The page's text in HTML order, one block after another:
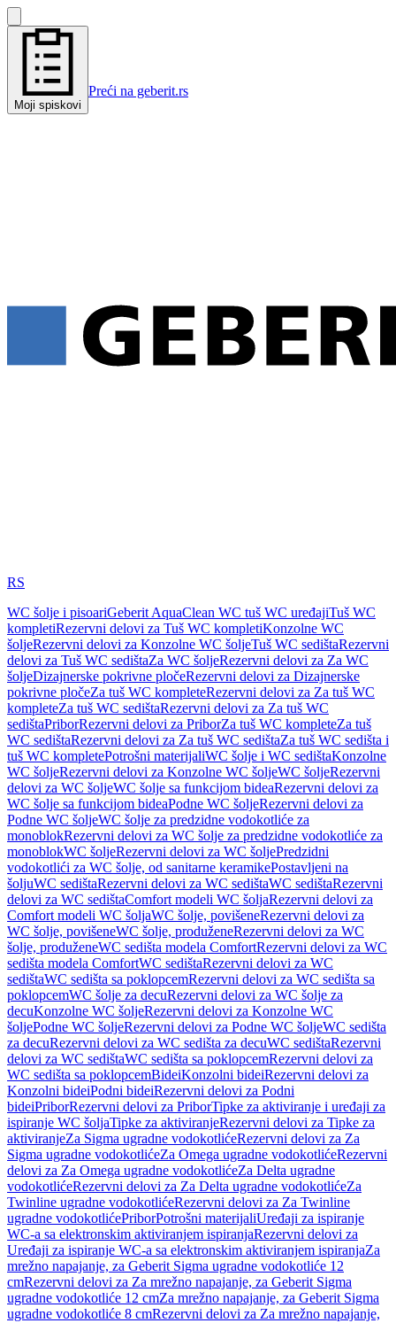
Moji spiskovi
Preći na geberit.rs
RS
WC šolje i pisoariGeberit AquaClean WC tuš WC uređajiTuš WC
kompletiRezervni delovi za Tuš WC kompletiKonzolne WC
šoljeRezervni delovi za Konzolne WC šoljeTuš WC sedištaRezervni
delovi za Tuš WC sedištaZa WC šoljeRezervni delovi za Za WC
šoljeDizajnerske pokrivne pločeRezervni delovi za Dizajnerske
pokrivne pločeZa tuš WC kompleteRezervni delovi za Za tuš WC
kompleteZa tuš WC sedištaRezervni delovi za Za tuš WC
sedištaPriborRezervni delovi za PriborZa tuš WC kompleteZa tuš
WC sedištaRezervni delovi za Za tuš WC sedištaZa tuš WC sedišta i
tuš WC kompletePotrošni materijaliWC šolje i WC sedištaKonzolne
WC šoljeRezervni delovi za Konzolne WC šoljeWC šoljeRezervni
delovi za WC šoljeWC šolje sa funkcijom bideaRezervni delovi za
WC šolje sa funkcijom bideaPodne WC šoljeRezervni delovi za
Podne WC šoljeWC šolje za predzidne vodokotliće za
monoblokRezervni delovi za WC šolje za predzidne vodokotliće za
monoblokWC šoljeRezervni delovi za WC šoljePredzidni
vodokotlići za WC šolje, od sanitarne keramikePostavljeni na
šoljuWC sedištaRezervni delovi za WC sedištaWC sedištaRezervni
delovi za WC sedištaComfort modeli WC šoljaRezervni delovi za
Comfort modeli WC šoljaWC šolje, povišeneRezervni delovi za
WC šolje, povišeneWC šolje, produženeRezervni delovi za WC
šolje, produženeWC sedišta modela ComfortRezervni delovi za WC
sedišta modela ComfortWC sedištaRezervni delovi za WC
sedištaWC sedišta sa poklopcemRezervni delovi za WC sedišta sa
poklopcemWC šolje za decuRezervni delovi za WC šolje za
decuKonzolne WC šoljeRezervni delovi za Konzolne WC
šoljePodne WC šoljeRezervni delovi za Podne WC šoljeWC sedišta
za decuRezervni delovi za WC sedišta za decuWC sedištaRezervni
delovi za WC sedištaWC sedišta sa poklopcemRezervni delovi za
WC sedišta sa poklopcemBideiKonzolni bideiRezervni delovi za
Konzolni bideiPodni bideiRezervni delovi za Podni
bideiPriborRezervni delovi za PriborTipke za aktiviranje i uređaji za
ispiranje WC šoljaTipke za aktiviranjeRezervni delovi za Tipke za
aktiviranjeZa Sigma ugradne vodokotlićeRezervni delovi za Za
Sigma ugradne vodokotlićeZa Omega ugradne vodokotlićeRezervni
delovi za Za Omega ugradne vodokotlićeZa Delta ugradne
vodokotlićeRezervni delovi za Za Delta ugradne vodokotlićeZa
Twinline ugradne vodokotlićeRezervni delovi za Za Twinline
ugradne vodokotlićePriborPotrošni materijaliUređaji za ispiranje
WC-a sa elektronskim aktiviranjem ispiranjaRezervni delovi za
Uređaji za ispiranje WC-a sa elektronskim aktiviranjem ispiranjaZa
mrežno napajanje, za Geberit Sigma ugradne vodokotliće 12
cmRezervni delovi za Za mrežno napajanje, za Geberit Sigma
ugradne vodokotliće 12 cmZa mrežno napajanje, za Geberit Sigma
ugradne vodokotliće 8 cmRezervni delovi za Za mrežno napajanje,